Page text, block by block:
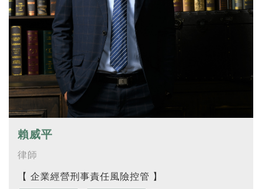
賴威平
律師
【 企業經營刑事責任風險控管 】